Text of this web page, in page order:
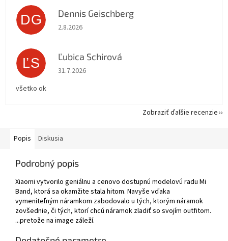
Popis Diskusia
Podrobný popis
Xiaomi vytvorilo geniálnu a cenovo dostupnú modelovú radu Mi
Band, ktorá sa okamžite stala hitom. Navyše vďaka
vymeniteľným náramkom zabodovalo u tých, ktorým náramok
zovšednie, či tých, ktorí chcú náramok zladiť so svojím outfitom.
...pretože na image záleží.
DG Dennis Geischberg
Hodnotenie obchodu je 5 z 5 hviezdičiek.
2.8.2026
ĽS Ľubica Schirová
Hodnotenie obchodu je 5 z 5 hviezdičiek.
31.7.2026
všetko ok
Zobraziť ďalšie recenzie